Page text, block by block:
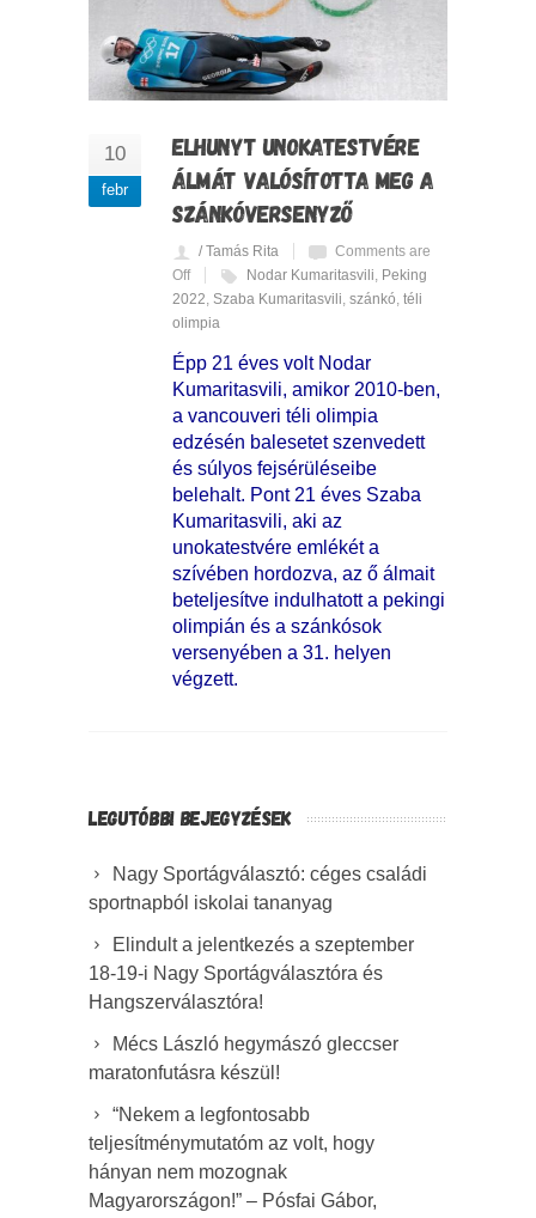
10
febr
ELHUNYT UNOKATESTVÉRE
ÁLMÁT VALÓSÍTOTTA MEG A
SZÁNKÓVERSENYZŐ
/ Tamás Rita
Comments are
Off
Nodar Kumaritasvili, Peking
2022, Szaba Kumaritasvili, szánkó, téli
olimpia
Épp 21 éves volt Nodar
Kumaritasvili, amikor 2010-ben,
a vancouveri téli olimpia
edzésén balesetet szenvedett
és súlyos fejsérüléseibe
belehalt. Pont 21 éves Szaba
Kumaritasvili, aki az
unokatestvére emlékét a
szívében hordozva, az ő álmait
beteljesítve indulhatott a pekingi
olimpián és a szánkósok
versenyében a 31. helyen
végzett.
LEGUTÓBBI BEJEGYZÉSEK
Nagy Sportágválasztó: céges családi
sportnapból iskolai tananyag
Elindult a jelentkezés a szeptember
18-19-i Nagy Sportágválasztóra és
Hangszerválasztóra!
Mécs László hegymászó gleccser
maratonfutásra készül!
“Nekem a legfontosabb
teljesítménymutatóm az volt, hogy
hányan nem mozognak
Magyarországon!” – Pósfai Gábor,